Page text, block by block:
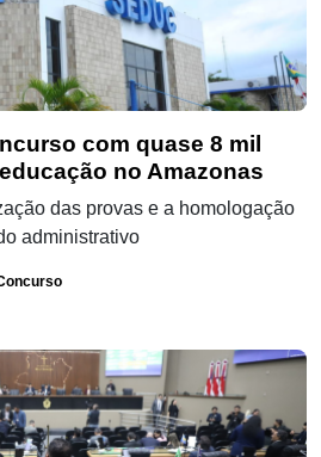
com quase 8 mil
no Amazonas
das provas e a homologação
administrativo